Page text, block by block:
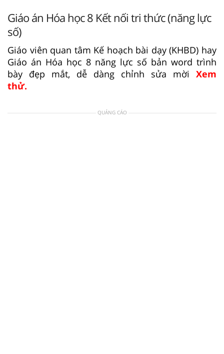
Giáo án Hóa học 8 Kết nối tri thức (năng lực
số)
Giáo viên quan tâm Kế hoạch bài dạy (KHBD) hay
Giáo án Hóa học 8 năng lực số bản word trình
bày đẹp mắt, dễ dàng chỉnh sửa mời Xem
thử.
QUẢNG CÁO